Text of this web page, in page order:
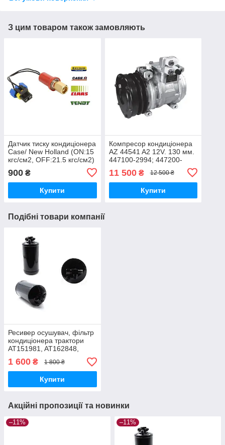
З цим товаром також замовляють
Датчик тиску кондиціонера
Case/ New Holland (ON:15
кгс/см2, OFF:21.5 кгс/см2)
900 ₴
Купити
Компресор кондиціонера
AZ 44541 A2 12V. 130 мм.
447100-2994; 447200-
11 500₴ 12 500 ₴
Купити
Подібні товари компанії
Ресивер осушувач, фільтр
кондиціонера трактори
AT151981, AT162848,
AH137486, AH114865,
AH122338
1 600 ₴ 1 800 ₴
Купити
Акційні пропозиції та новинки
–11% –11%